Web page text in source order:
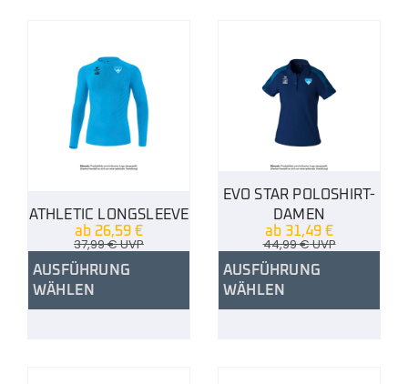
ATHLETIC LONGSLEEVE
ab 26,59 €
37,99€UVP
AUSFÜHRUNG
WÄHLEN
EVO STAR POLOSHIRT-
DAMEN
ab 31,49 €
44,99€UVP
AUSFÜHRUNG
WÄHLEN